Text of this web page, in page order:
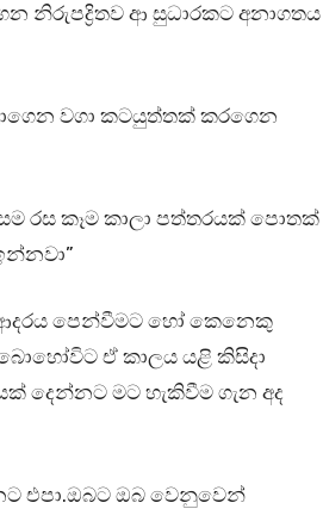
නිරුපද්‍රිතව ආ සුධාරකට අනාගතය
වගා කටයුත්තක් කරගෙන
රස කෑම කාලා පත්තරයක් පොතක්
පෙන්වීමට හෝ කෙනෙකු
ඒ කාලය යළි කිසිදා
මට හැකිවීම ගැන අද
එපා.ඔබට ඔබ වෙනුවෙන්